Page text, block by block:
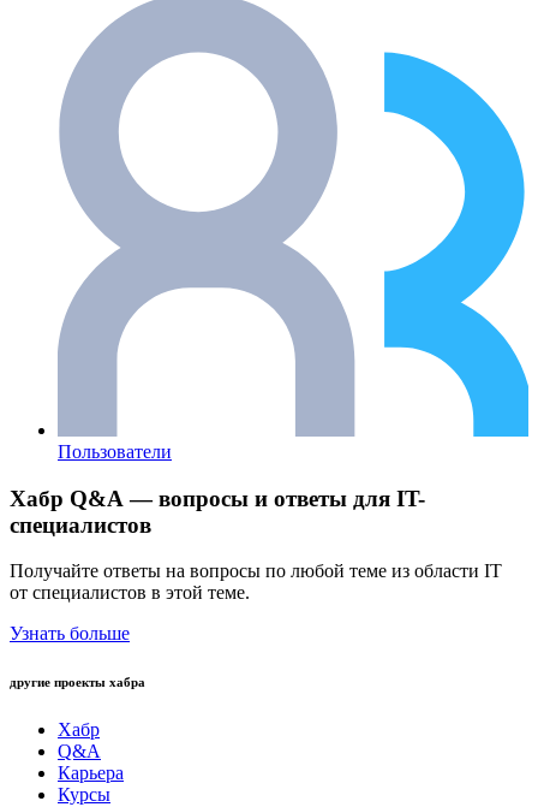
Пользователи
Хабр Q&A — вопросы и ответы для IT-
специалистов
Получайте ответы на вопросы по любой теме из области IT
от специалистов в этой теме.
Узнать больше
другие проекты хабра
Хабр
Q&A
Карьера
Курсы